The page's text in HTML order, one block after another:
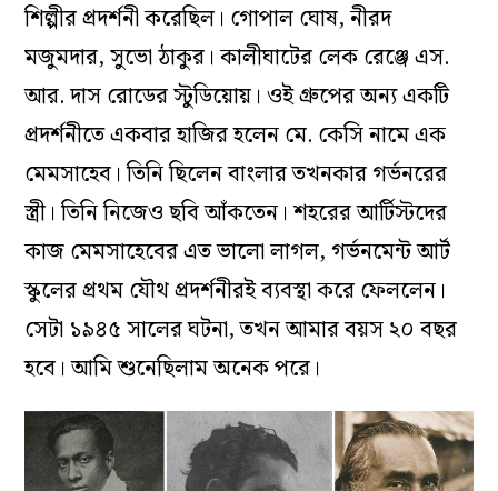
শিল্পীর প্রদর্শনী করেছিল। গোপাল ঘোষ, নীরদ
মজুমদার, সুভো ঠাকুর। কালীঘাটের লেক রেঞ্জে এস.
আর. দাস রোডের স্টুডিয়োয়। ওই গ্রুপের অন্য একটি
প্রদর্শনীতে একবার হাজির হলেন মে. কেসি নামে এক
মেমসাহেব। তিনি ছিলেন বাংলার তখনকার গর্ভনরের
স্ত্রী। তিনি নিজেও ছবি আঁকতেন। শহরের আর্টিস্টদের
কাজ মেমসাহেবের এত ভালো লাগল, গর্ভনমেন্ট আর্ট
স্কুলের প্রথম যৌথ প্রদর্শনীরই ব্যবস্থা করে ফেললেন।
সেটা ১৯৪৫ সালের ঘটনা, তখন আমার বয়স ২০ বছর
হবে। আমি শুনেছিলাম অনেক পরে।